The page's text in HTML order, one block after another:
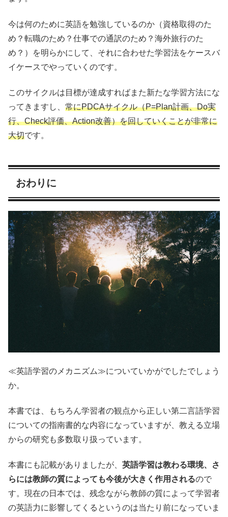
今は何のために英語を勉強しているのか（資格取得のた
め？転職のため？仕事での通訳のため？海外旅行のた
め？）を明らかにして、それに合わせた学習法をケースバ
イケースでやっていくのです。
このサイクルは目標が達成すればまた新たな学習方法にな
ってきますし、 常にPDCAサイクル（P=Plan計画、Do実
行、Check評価、Action改善）を回していくことが非常に
大切です。
おわりに
≪英語学習のメカニズム≫についていかがでしたでしょう
か。
本書では、もちろん学習者の観点から正しい第二言語学習
についての指南書的な内容になっていますが、教える立場
からの研究も多数取り扱っています。
本書にも記載がありましたが、 英語学習は教わる環境、さ
らには教師の質によっても今後が大きく作用されるので
す。現在の日本では、残念ながら教師の質によって学習者
の英語力に影響してくるというのは当たり前になっていま